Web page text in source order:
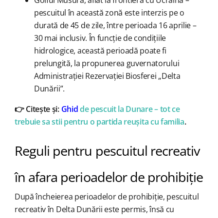
pescuitul în această zonă este interzis pe o
durată de 45 de zile, între perioada 16 aprilie –
30 mai inclusiv. În funcție de condițiile
hidrologice, această perioadă poate fi
prelungită, la propunerea guvernatorului
Administrației Rezervației Biosferei „Delta
Dunării”.
👉 Citește și: Ghidde pescuit la Dunare – tot ce
trebuie sa stii pentru o partida reușita cu familia.
Reguli pentru pescuitul recreativ
în afara perioadelor de prohibiție
După încheierea perioadelor de prohibiție, pescuitul
recreativ în Delta Dunării este permis, însă cu